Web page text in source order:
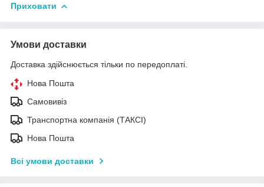
Приховати
Умови доставки
Доставка здійснюється тільки по передоплаті.
Нова Пошта
Самовивіз
Транспортна компанія (ТАКСІ)
Нова Пошта
Всі умови доставки